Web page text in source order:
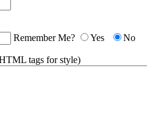
Remember Me?
Yes No
tags for style)